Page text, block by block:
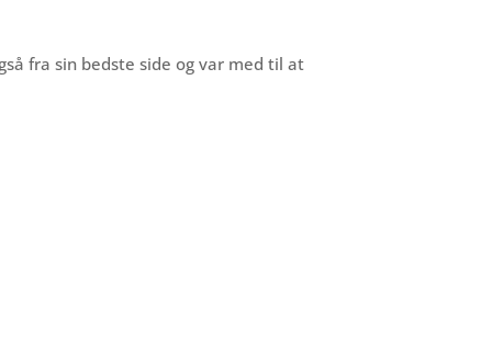
fra sin bedste side og var med til at